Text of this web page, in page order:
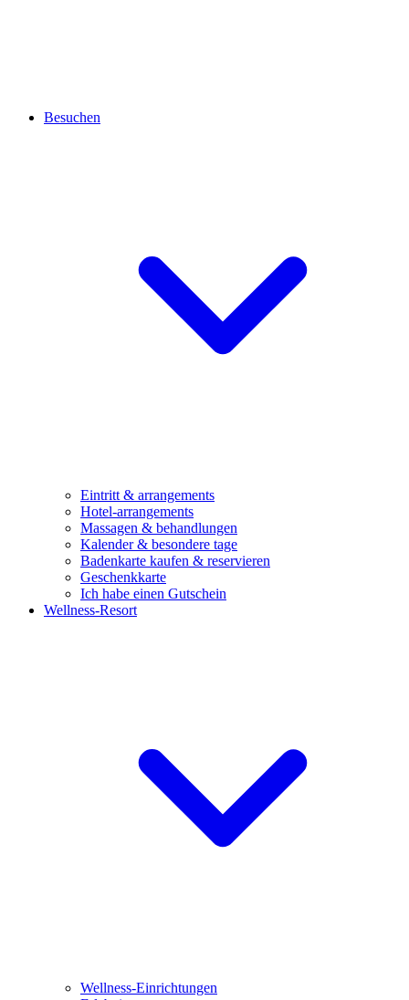
Besuchen
Eintritt & arrangements
Hotel-arrangements
Massagen & behandlungen
Kalender & besondere tage
Badenkarte kaufen & reservieren
Geschenkkarte
Ich habe einen Gutschein
Wellness-Resort
Wellness-Einrichtungen